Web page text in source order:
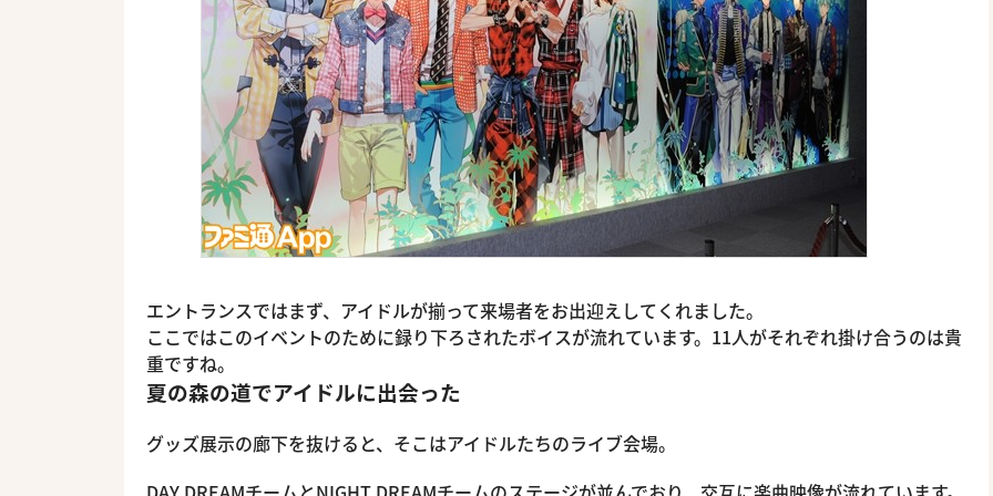
エントランスではまず、アイドルが揃って来場者をお出迎えしてくれました。
ここではこのイベントのために録り下ろされたボイスが流れています。11人がそれぞれ掛け合うのは貴
重ですね。
夏の森の道でアイドルに出会った
グッズ展示の廊下を抜けると、そこはアイドルたちのライブ会場。